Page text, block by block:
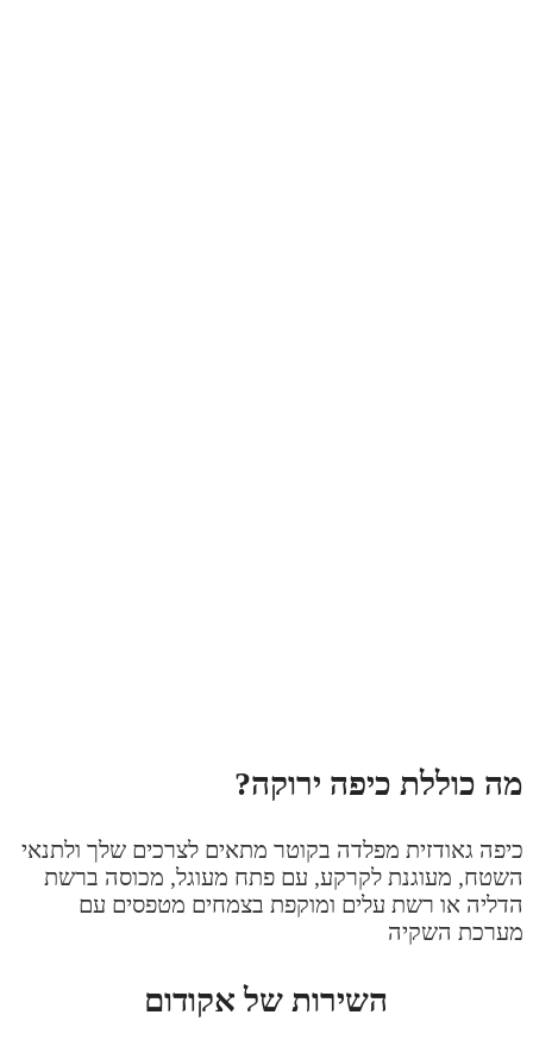
כוללת כיפה ירוקה?
גאודזית מפלדה בקוטר מתאים לצרכים שלך ולתנאי
מעוגנת לקרקע, עם פתח מעוגל, מכוסה ברשת
או רשת עלים ומוקפת בצמחים מטפסים עם
השקיה
השירות של אקודום